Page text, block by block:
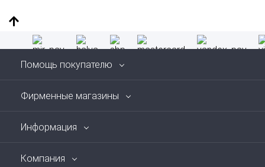
Помощь покупателю
Фирменные магазины
Информация
Компания